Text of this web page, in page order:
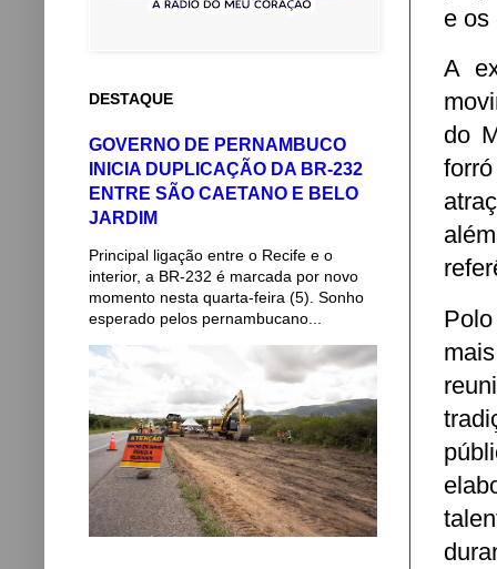
e os
A
do
DESTAQUE
GOVERNO DE PERNAMBUCO
INICIA DUPLICAÇÃO DA BR-232
ENTRE SÃO CAETANO E BELO
JARDIM
Principal ligação entre o Recife e o
interior, a BR-232 é marcada por novo
momento nesta quarta-feira (5). Sonho
esperado pelos pernambucano...